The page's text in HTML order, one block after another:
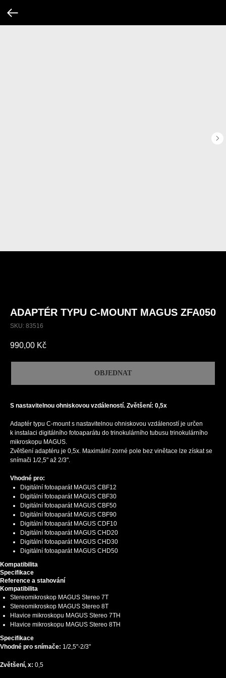
ADAPTÉR TYPU C-MOUNT MAGUS ZFA050
SKU: 83516
990,00 Kč
OBJEDNAT
S nastavitelnou ohniskovou vzdáleností. Zvětšení: 0,5x
Adaptér typu C-mount s nastavitelnou ohniskovou vzdáleností je určen
k instalaci digitálního fotoaparátu do trinokulárního tubusu trinokulárního
mikroskopu MAGUS.
Zvětšení adaptéru je 0,5x. Maximální zorné pole bez vinětace lze získat se
snímači 1/2,5" až 2/3".
Vhodné pro:
Digitální fotoaparát MAGUS CBF12
Digitální fotoaparát MAGUS CBF30
Digitální fotoaparát MAGUS CBF50
Digitální fotoaparát MAGUS CBF90
Digitální fotoaparát MAGUS CDF10
Digitální fotoaparát MAGUS CHD20
Digitální fotoaparát MAGUS CHD30
Digitální fotoaparát MAGUS CHD50
Kompatibilita
Specifikace
Reference a stahování
Kompatibilita
Stereomikroskop MAGUS Stereo 7T
Stereomikroskop MAGUS Stereo 8T
Hlavice mikroskopu MAGUS Stereo 7TH
Hlavice mikroskopu MAGUS Stereo 8TH
Specifikace
Vhodné pro snímače: 1/2,5"-2/3"
Zvětšení, x: 0,5